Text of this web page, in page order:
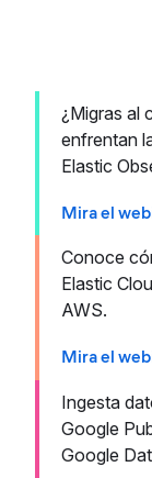
¿Migras al
enfrentan
Elastic
Mira el
Conoce
Elastic
AWS.
Mira el
Ingesta
Google
Google